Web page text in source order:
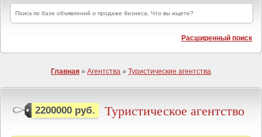
Расширенный поиск
Главная » Агентства » Туристические агентства
2200000 руб. Туристическое агентство